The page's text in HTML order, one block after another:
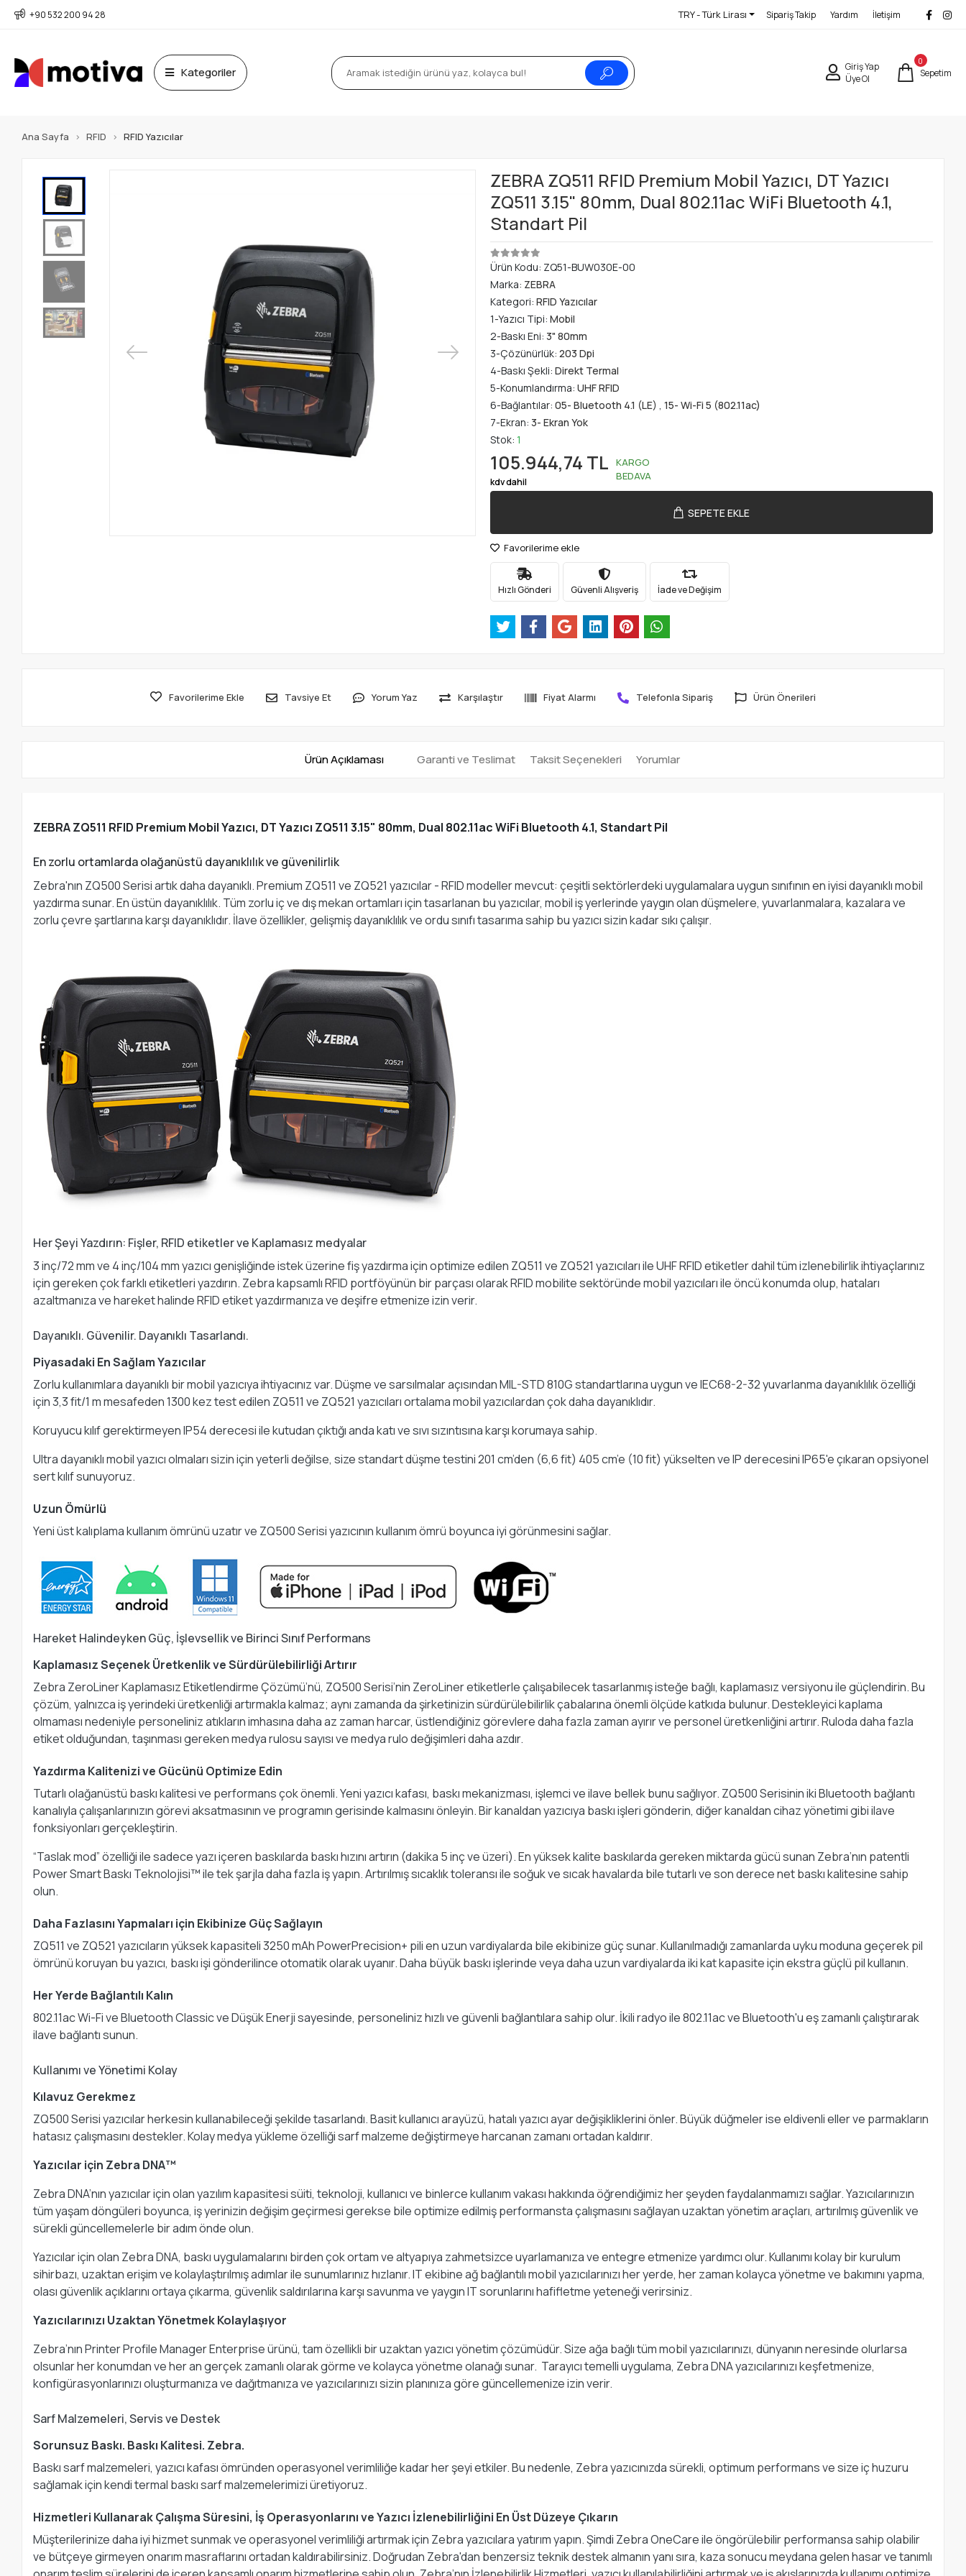
+90 532 200 94 28 TRY - Türk Lirası Sipariş Takip Yardım İletişim
Kategoriler
Giriş Yap
Üye Ol
0
Sepetim
Ana Sayfa RFID RFID Yazıcılar
ZEBRA ZQ511 RFID Premium Mobil Yazıcı, DT Yazıcı
ZQ511 3.15" 80mm, Dual 802.11ac WiFi Bluetooth 4.1,
Standart Pil
Ürün Kodu: ZQ51-BUW030E-00
Marka: ZEBRA
Kategori: RFID Yazıcılar
1-Yazıcı Tipi: Mobil
2-Baskı Eni: 3" 80mm
3-Çözünürlük: 203 Dpi
4-Baskı Şekli: Direkt Termal
5-Konumlandırma: UHF RFID
6-Bağlantılar: 05- Bluetooth 4.1 (LE) , 15- Wi-Fi 5 (802.11ac)
7-Ekran: 3- Ekran Yok
Stok: 1
105.944,74 TL
kdv dahil
KARGO
BEDAVA
SEPETE EKLE
Favorilerime ekle
Hızlı Gönderi Güvenli Alışveriş İade ve Değişim
Favorilerime Ekle Tavsiye Et Yorum Yaz Karşılaştır Fiyat Alarmı Telefonla Sipariş Ürün Önerileri
Ürün Açıklaması Garanti ve Teslimat Taksit Seçenekleri Yorumlar
ZEBRA ZQ511 RFID Premium Mobil Yazıcı, DT Yazıcı ZQ511 3.15" 80mm, Dual 802.11ac WiFi Bluetooth 4.1, Standart Pil
En zorlu ortamlarda olağanüstü dayanıklılık ve güvenilirlik
Zebra'nın ZQ500 Serisi artık daha dayanıklı. Premium ZQ511 ve ZQ521 yazıcılar - RFID modeller mevcut: çeşitli sektörlerdeki uygulamalara uygun sınıfının en iyisi dayanıklı mobil
yazdırma sunar. En üstün dayanıklılık. Tüm zorlu iç ve dış mekan ortamları için tasarlanan bu yazıcılar, mobil iş yerlerinde yaygın olan düşmelere, yuvarlanmalara, kazalara ve
zorlu çevre şartlarına karşı dayanıklıdır. İlave özellikler, gelişmiş dayanıklılık ve ordu sınıfı tasarıma sahip bu yazıcı sizin kadar sıkı çalışır.
Her Şeyi Yazdırın: Fişler, RFID etiketler ve Kaplamasız medyalar
3 inç/72 mm ve 4 inç/104 mm yazıcı genişliğinde istek üzerine fiş yazdırma için optimize edilen ZQ511 ve ZQ521 yazıcıları ile UHF RFID etiketler dahil tüm izlenebilirlik ihtiyaçlarınız
için gereken çok farklı etiketleri yazdırın. Zebra kapsamlı RFID portföyünün bir parçası olarak RFID mobilite sektöründe mobil yazıcıları ile öncü konumda olup, hataları
azaltmanıza ve hareket halinde RFID etiket yazdırmanıza ve deşifre etmenize izin verir.
Dayanıklı. Güvenilir. Dayanıklı Tasarlandı.
Piyasadaki En Sağlam Yazıcılar
Zorlu kullanımlara dayanıklı bir mobil yazıcıya ihtiyacınız var. Düşme ve sarsılmalar açısından MIL-STD 810G standartlarına uygun ve IEC68-2-32 yuvarlanma dayanıklılık özelliği
için 3,3 fit/1 m mesafeden 1300 kez test edilen ZQ511 ve ZQ521 yazıcıları ortalama mobil yazıcılardan çok daha dayanıklıdır.
Koruyucu kılıf gerektirmeyen IP54 derecesi ile kutudan çıktığı anda katı ve sıvı sızıntısına karşı korumaya sahip.
Ultra dayanıklı mobil yazıcı olmaları sizin için yeterli değilse, size standart düşme testini 201 cm’den (6,6 fit) 405 cm’e (10 fit) yükselten ve IP derecesini IP65'e çıkaran opsiyonel
sert kılıf sunuyoruz.
Uzun Ömürlü
Yeni üst kalıplama kullanım ömrünü uzatır ve ZQ500 Serisi yazıcının kullanım ömrü boyunca iyi görünmesini sağlar.
Hareket Halindeyken Güç, İşlevsellik ve Birinci Sınıf Performans
Kaplamasız Seçenek Üretkenlik ve Sürdürülebilirliği Artırır
Zebra ZeroLiner Kaplamasız Etiketlendirme Çözümü’nü, ZQ500 Serisi’nin ZeroLiner etiketlerle çalışabilecek tasarlanmış isteğe bağlı, kaplamasız versiyonu ile güçlendirin. Bu
çözüm, yalnızca iş yerindeki üretkenliği artırmakla kalmaz; aynı zamanda da şirketinizin sürdürülebilirlik çabalarına önemli ölçüde katkıda bulunur. Destekleyici kaplama
olmaması nedeniyle personeliniz atıkların imhasına daha az zaman harcar, üstlendiğiniz görevlere daha fazla zaman ayırır ve personel üretkenliğini artırır. Ruloda daha fazla
etiket olduğundan, taşınması gereken medya rulosu sayısı ve medya rulo değişimleri daha azdır.
Yazdırma Kalitenizi ve Gücünü Optimize Edin
Tutarlı olağanüstü baskı kalitesi ve performans çok önemli. Yeni yazıcı kafası, baskı mekanizması, işlemci ve ilave bellek bunu sağlıyor. ZQ500 Serisinin iki Bluetooth bağlantı
kanalıyla çalışanlarınızın görevi aksatmasının ve programın gerisinde kalmasını önleyin. Bir kanaldan yazıcıya baskı işleri gönderin, diğer kanaldan cihaz yönetimi gibi ilave
fonksiyonları gerçekleştirin.
“Taslak mod” özelliği ile sadece yazı içeren baskılarda baskı hızını artırın (dakika 5 inç ve üzeri). En yüksek kalite baskılarda gereken miktarda gücü sunan Zebra’nın patentli
Power Smart Baskı Teknolojisi™ ile tek şarjla daha fazla iş yapın. Artırılmış sıcaklık toleransı ile soğuk ve sıcak havalarda bile tutarlı ve son derece net baskı kalitesine sahip
olun.
Daha Fazlasını Yapmaları için Ekibinize Güç Sağlayın
ZQ511 ve ZQ521 yazıcıların yüksek kapasiteli 3250 mAh PowerPrecision+ pili en uzun vardiyalarda bile ekibinize güç sunar. Kullanılmadığı zamanlarda uyku moduna geçerek pil
ömrünü koruyan bu yazıcı, baskı işi gönderilince otomatik olarak uyanır. Daha büyük baskı işlerinde veya daha uzun vardiyalarda iki kat kapasite için ekstra güçlü pil kullanın.
Her Yerde Bağlantılı Kalın
802.11ac Wi-Fi ve Bluetooth Classic ve Düşük Enerji sayesinde, personeliniz hızlı ve güvenli bağlantılara sahip olur. İkili radyo ile 802.11ac ve Bluetooth'u eş zamanlı çalıştırarak
ilave bağlantı sunun.
Kullanımı ve Yönetimi Kolay
Kılavuz Gerekmez
ZQ500 Serisi yazıcılar herkesin kullanabileceği şekilde tasarlandı. Basit kullanıcı arayüzü, hatalı yazıcı ayar değişikliklerini önler. Büyük düğmeler ise eldivenli eller ve parmakların
hatasız çalışmasını destekler. Kolay medya yükleme özelliği sarf malzeme değiştirmeye harcanan zamanı ortadan kaldırır.
Yazıcılar için Zebra DNA™
Zebra DNA’nın yazıcılar için olan yazılım kapasitesi süiti, teknoloji, kullanıcı ve binlerce kullanım vakası hakkında öğrendiğimiz her şeyden faydalanmamızı sağlar. Yazıcılarınızın
tüm yaşam döngüleri boyunca, iş yerinizin değişim geçirmesi gerekse bile optimize edilmiş performansta çalışmasını sağlayan uzaktan yönetim araçları, artırılmış güvenlik ve
sürekli güncellemelerle bir adım önde olun.
Yazıcılar için olan Zebra DNA, baskı uygulamalarını birden çok ortam ve altyapıya zahmetsizce uyarlamanıza ve entegre etmenize yardımcı olur. Kullanımı kolay bir kurulum
sihirbazı, uzaktan erişim ve kolaylaştırılmış adımlar ile sunumlarınız hızlanır. IT ekibine ağ bağlantılı mobil yazıcılarınızı her yerde, her zaman kolayca yönetme ve bakımını yapma,
olası güvenlik açıklarını ortaya çıkarma, güvenlik saldırılarına karşı savunma ve yaygın IT sorunlarını hafifletme yeteneği verirsiniz.
Yazıcılarınızı Uzaktan Yönetmek Kolaylaşıyor
Zebra’nın Printer Profile Manager Enterprise ürünü, tam özellikli bir uzaktan yazıcı yönetim çözümüdür. Size ağa bağlı tüm mobil yazıcılarınızı, dünyanın neresinde olurlarsa
olsunlar her konumdan ve her an gerçek zamanlı olarak görme ve kolayca yönetme olanağı sunar. Tarayıcı temelli uygulama, Zebra DNA yazıcılarınızı keşfetmenize,
konfigürasyonlarınızı oluşturmanıza ve dağıtmanıza ve yazıcılarınızı sizin planınıza göre güncellemenize izin verir.
Sarf Malzemeleri, Servis ve Destek
Sorunsuz Baskı. Baskı Kalitesi. Zebra.
Baskı sarf malzemeleri, yazıcı kafası ömründen operasyonel verimliliğe kadar her şeyi etkiler. Bu nedenle, Zebra yazıcınızda sürekli, optimum performans ve size iç huzuru
sağlamak için kendi termal baskı sarf malzemelerimizi üretiyoruz.
Hizmetleri Kullanarak Çalışma Süresini, İş Operasyonlarını ve Yazıcı İzlenebilirliğini En Üst Düzeye Çıkarın
Müşterilerinize daha iyi hizmet sunmak ve operasyonel verimliliği artırmak için Zebra yazıcılara yatırım yapın. Şimdi Zebra OneCare ile öngörülebilir performansa sahip olabilir
ve bütçeye girmeyen onarım masraflarını ortadan kaldırabilirsiniz. Doğrudan Zebra'dan benzersiz teknik destek almanın yanı sıra, kaza sonucu meydana gelen hasar ve tanımlı